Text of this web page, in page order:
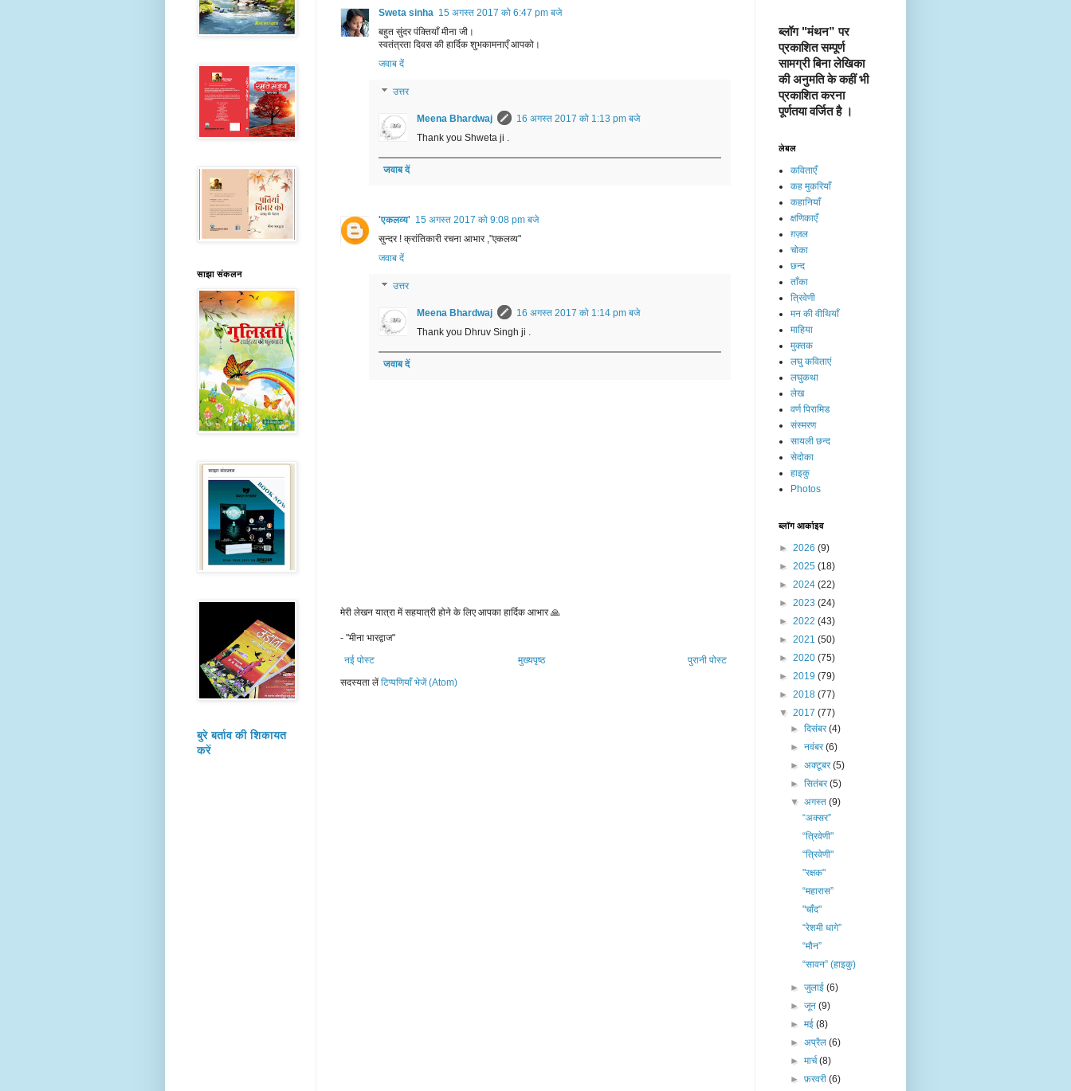
Sweta sinha 15 अगस्त 2017 को 6:47 pm बजे
बहुत सुंदर पंक्तियाँ मीना जी।
स्वतंत्रता दिवस की हार्दिक शुभकामनाएँ आपको।
जवाब दें
उत्तर
Meena Bhardwaj
16 अगस्त 2017 को 1:13 pm बजे
Thank you Shweta ji .
जवाब दें
'एकलव्य' 15 अगस्त 2017 को 9:08 pm बजे
सुन्दर ! क्रांतिकारी रचना आभार ,"एकलव्य"
जवाब दें
उत्तर
Meena Bhardwaj
16 अगस्त 2017 को 1:14 pm बजे
Thank you Dhruv Singh ji .
जवाब दें
मेरी लेखन यात्रा में सहयात्री होने के लिए आपका हार्दिक आभार 🙏
- "मीना भारद्वाज"
नई पोस्ट
पुरानी पोस्ट
मुख्यपृष्ठ
सदस्यता लें टिप्पणियाँ भेजें (Atom)
साझा संकलन
बुरे बर्ताव की शिकायत
करें
ब्लॉग "मंथन” पर
प्रकाशित सम्पूर्ण
सामग्री बिना लेखिका
की अनुमति के कहीं भी
प्रकाशित करना
पूर्णतया वर्जित है ।
लेबल
कविताएँ
कह मुकरियाँ
कहानियाँ
क्षणिकाएँ
ग़ज़ल
चोका
छन्द
ताँका
त्रिवेणी
मन की वीथियाँ
माहिया
मुक्तक
लघु कविताएं
लघुकथा
लेख​
वर्ण पिरामिड
संस्मरण
सायली छन्द
सेदोका
हाइकु
Photos
ब्लॉग आर्काइव
► 2026 (9)
► 2025 (18)
► 2024 (22)
► 2023 (24)
► 2022 (43)
► 2021 (50)
► 2020 (75)
► 2019 (79)
► 2018 (77)
▼ 2017 (77)
►दिसंबर(4)
►नवंबर(6)
►अक्टूबर(5)
►सितंबर(5)
▼अगस्त(9)
“अक्सर”
“त्रिवेणी"
“त्रिवेणी"
"रक्षक"
“महारास”
"चाँद"
“रेशमी धागे”
“मौन”
“सावन” (हाइकु)
►जुलाई(6)
►जून(9)
►मई(8)
►अप्रैल(6)
►मार्च(8)
►फ़रवरी(6)